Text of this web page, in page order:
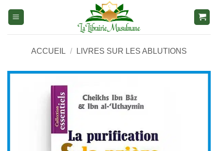
ACCUEIL / LIVRES SUR LES ABLUTIONS